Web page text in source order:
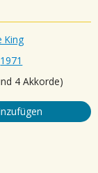
King
1971
4 Akkorde)